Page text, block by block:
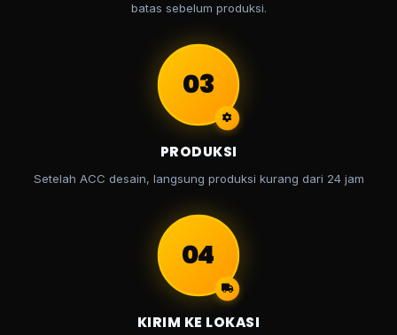
batas sebelum produksi.
03
PRODUKSI
Setelah ACC desain, langsung produksi kurang dari 24 jam
04
KIRIM KE LOKASI